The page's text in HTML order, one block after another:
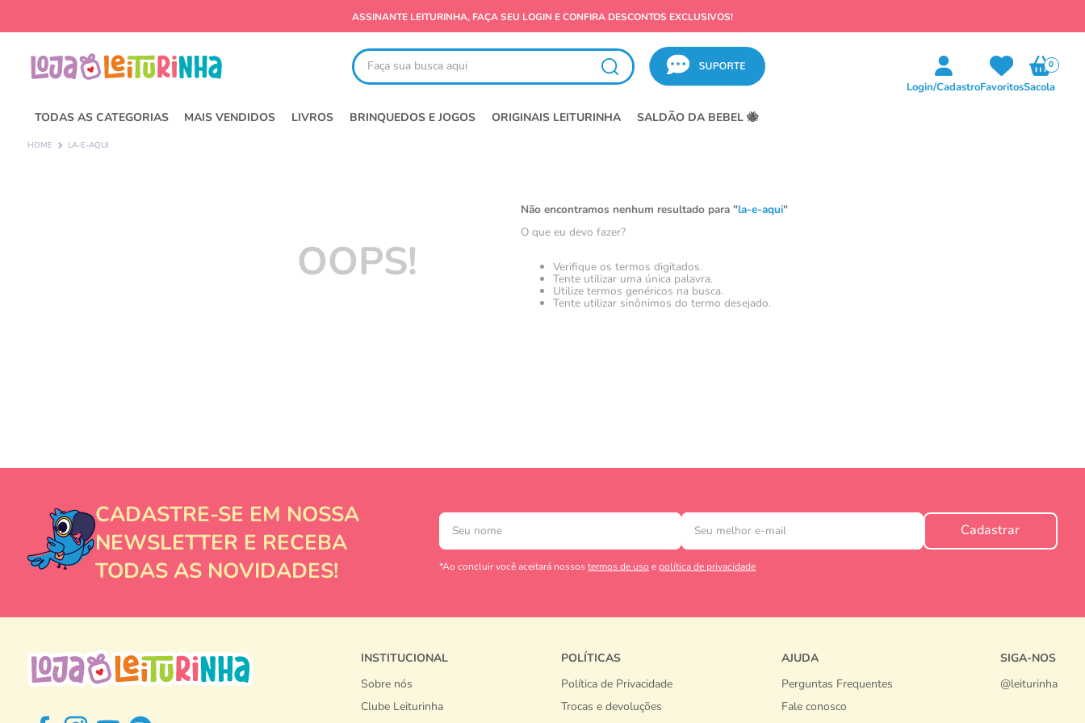
SALDÃO LEITURINHA! OFERTAS IMPERDÍVEIS
Faça sua busca aqui
Login/CadastroFavoritos
0
Sacola
TODAS AS CATEGORIAS MAIS VENDIDOS LIVROS BRINQUEDOS E JOGOS ORIGINAIS LEITURINHA SALDÃO DA BEBEL 🐝
LA-E-AQUI
OOPS!
Não encontramos nenhum resultado para "la-e-aqui"
O que eu devo fazer?
Verifique os termos digitados.
Tente utilizar uma única palavra.
Utilize termos genéricos na busca.
Tente utilizar sinônimos do termo desejado.
CADASTRE-SE EM NOSSA
NEWSLETTER E RECEBA
TODAS AS NOVIDADES!
Cadastrar
*Ao concluir você aceitará nossostermos de uso e política de privacidade
INSTITUCIONAL
Sobre nós
Clube Leiturinha
POLÍTICAS
Política de Privacidade
Trocas e devoluções
AJUDA
Perguntas Frequentes
Fale conosco
SIGA-NOS
@leiturinha